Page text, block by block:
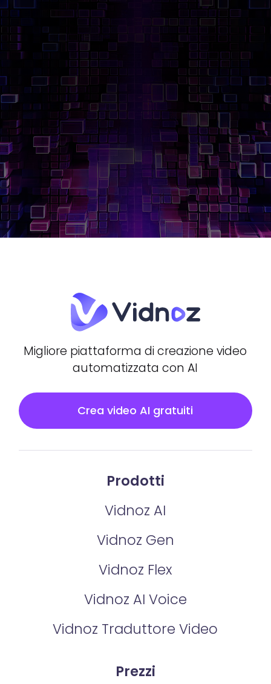
Migliore piattaforma di creazione video
automatizzata con AI
Crea video AI gratuiti
Prodotti
Vidnoz AI
Vidnoz Gen
Vidnoz Flex
Vidnoz AI Voice
Vidnoz Traduttore Video
Prezzi